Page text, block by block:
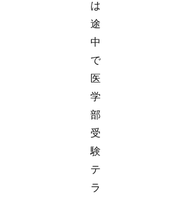
は
途
中
で
医
学
部
受
験
テ
ラ